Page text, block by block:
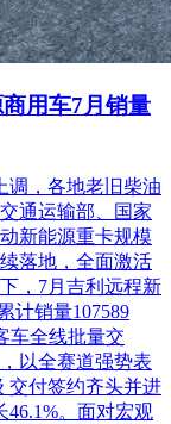
用车7月销量
调，各地老旧柴油
通运输部、国家
新能源重卡规模
落地，全面激活
，7月吉利远程新
计销量107589
车全线批量交
以全赛道强势表
交付签约齐头并进
。面对宏观